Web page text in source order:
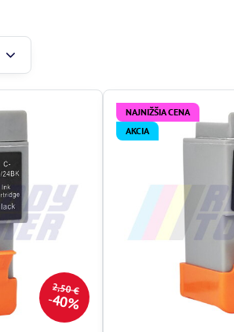
2,50 €
40%
NAJNIŽŠIA CENA
AKCIA